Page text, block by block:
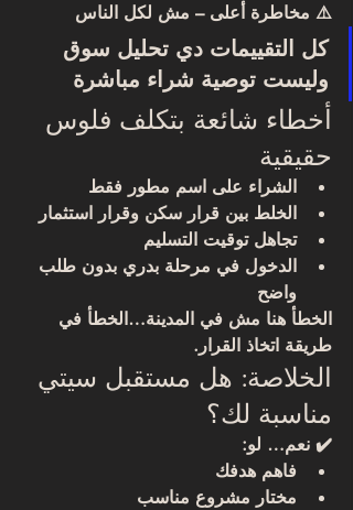
⚠️ مخاطرة أعلى – مش لكل الناس
كل التقييمات دي تحليل سوق
وليست توصية شراء مباشرة
أخطاء شائعة بتكلف فلوس
حقيقية
الشراء على اسم مطور فقط
الخلط بين قرار سكن وقرار استثمار
تجاهل توقيت التسليم
الدخول في مرحلة بدري بدون طلب
واضح
الخطأ هنا مش في المدينة…الخطأ في
طريقة اتخاذ القرار .
الخلاصة: هل مستقبل سيتي
مناسبة لك؟
✔️ نعم… لو:
فاهم هدفك
مختار مشروع مناسب